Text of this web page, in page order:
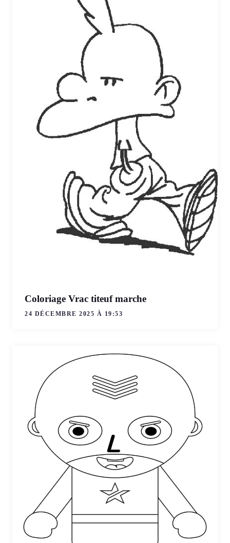
Coloriage Vrac titeuf marche
24 DÉCEMBRE 2025 À 19:53